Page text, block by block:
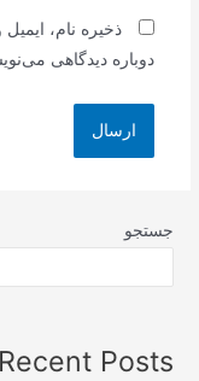
ذخیره نام،
دوباره دیدگاهی
جستجو
Recent Posts